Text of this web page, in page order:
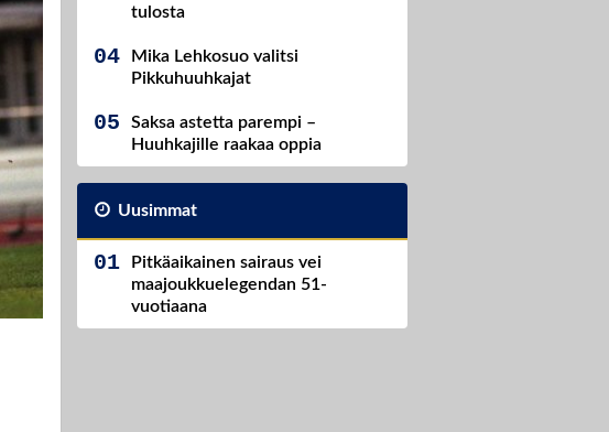
tulosta
Mika Lehkosuo valitsi
Pikkuhuuhkajat
Saksa astetta parempi –
Huuhkajille raakaa oppia
Uusimmat
Pitkäaikainen sairaus vei
maajoukkuelegendan 51-
vuotiaana